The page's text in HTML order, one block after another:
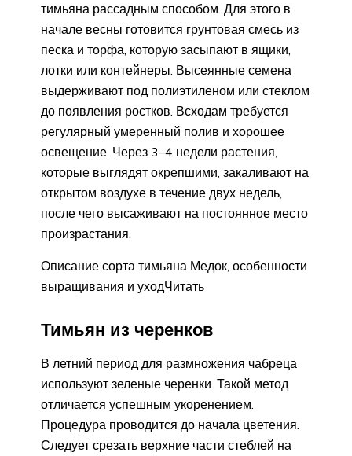
тимьяна рассадным способом. Для этого в
начале весны готовится грунтовая смесь из
песка и торфа, которую засыпают в ящики,
лотки или контейнеры. Высеянные семена
выдерживают под полиэтиленом или стеклом
до появления ростков. Всходам требуется
регулярный умеренный полив и хорошее
освещение. Через 3–4 недели растения,
которые выглядят окрепшими, закаливают на
открытом воздухе в течение двух недель,
после чего высаживают на постоянное место
произрастания.
Описание сорта тимьяна Медок, особенности
выращивания и уходЧитать
Тимьян из черенков
В летний период для размножения чабреца
используют зеленые черенки. Такой метод
отличается успешным укоренением.
Процедура проводится до начала цветения.
Следует срезать верхние части стеблей на